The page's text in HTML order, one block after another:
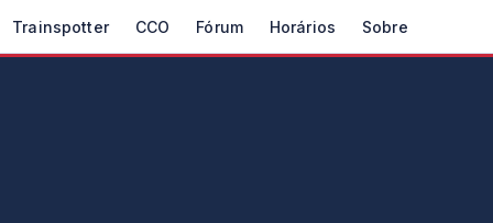
Trainspotter CCO Fórum Horários Sobre